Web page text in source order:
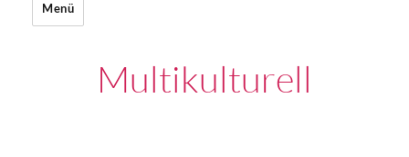
Menü
Multikulturell